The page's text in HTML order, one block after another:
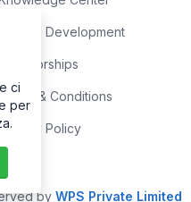
Custom Development
Sponsorships
Terms & Conditions
Policy
by WPS Private Limited
ci
per